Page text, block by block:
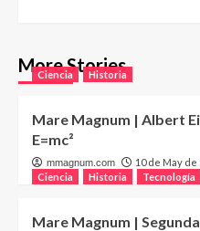
More Stories
Ciencia Historia
Mare Magnum | Albert
E=mc²
mmagnum.com
10 de May de
Ciencia
Historia Tecnología
Mare Magnum |